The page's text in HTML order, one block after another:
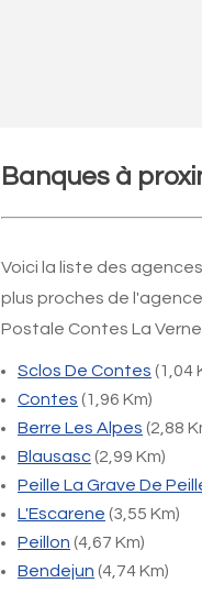
Banques à
Voici la liste des
plus proches de
Postale Contes La
Sclos De Contes (1,04
Contes (1,96 Km)
Berre Les Alpes (2,88
Blausasc(2,99 Km)
Peille La Grave De
L'Escarene (3,55 Km)
Peillon (4,67 Km)
Bendejun (4,74 Km)